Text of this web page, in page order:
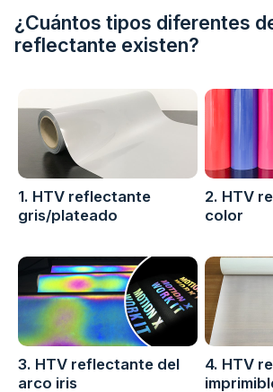
¿Cuántos tipos diferentes
reflectante existen?
1. HTV reflectante
gris/plateado
2. HTV
color
3. HTV reflectante del
arco iris
4. HTV